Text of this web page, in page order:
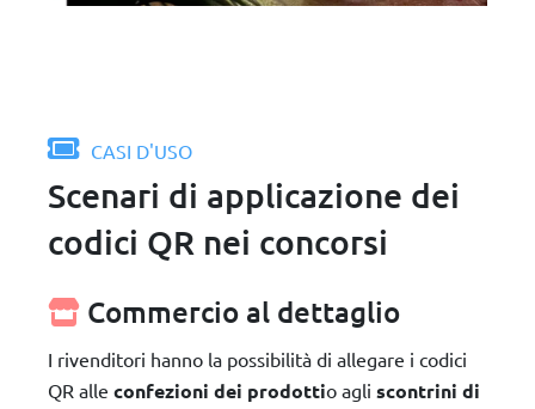
CASI D'USO
Scenari di applicazione dei
codici QR nei concorsi
Commercio al dettaglio
I rivenditori hanno la possibilità di allegare i codici
QR alle confezioni dei prodottio agli scontrini di